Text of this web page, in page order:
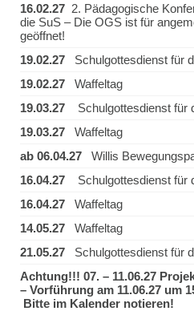
16.02.27 2. Pädagogische
die SuS – Die OGS ist für
geöffnet!
19.02.27 Schulgottesdienst für
19.02.27 Waffeltag
19.03.27 Schulgottesdienst für
19.03.27 Waffeltag
ab 06.04.27 Willis
16.04.27 Schulgottesdienst für
16.04.27 Waffeltag
14.05.27 Waffeltag
21.05.27 Schulgottesdienst für
Achtung!!! 07. – 11.06.27
– Vorführung am
Bitte im Kalender notieren!